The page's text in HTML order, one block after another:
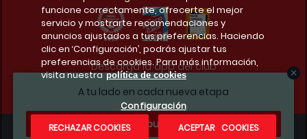
A tu lado en cada nueva etapa
¿Te apuntas?
Descarga la app del club
funcione correctamente, ofrecerte el mejor
servicio y mostrarte recomendaciones y
anuncios ajustados a tus preferencias. Haciendo
clic en ‘Configuración’, podrás ajustar tus
preferencias de cookies. Para más información,
visita nuestra política de cookies
Configuración
RECHAZAR COOKIES
ACEPTAR COOKIES